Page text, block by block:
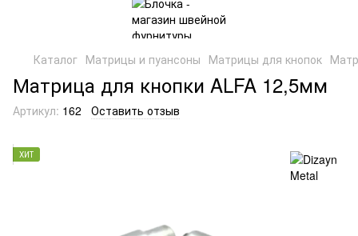
Каталог Матрицы и пуансоны Матрицы для кнопок
Матрица для кнопки ALFA 12,5мм
Артикул: 162 Оставить отзыв
ХИТ